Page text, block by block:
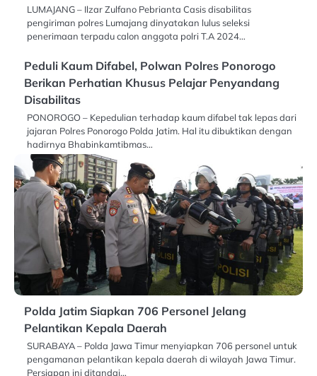
LUMAJANG – Ilzar Zulfano Pebrianta Casis disabilitas
pengiriman polres Lumajang dinyatakan lulus seleksi
penerimaan terpadu calon anggota polri T.A 2024…
Peduli Kaum Difabel, Polwan Polres Ponorogo
Berikan Perhatian Khusus Pelajar Penyandang
Disabilitas
PONOROGO – Kepedulian terhadap kaum difabel tak lepas dari
jajaran Polres Ponorogo Polda Jatim. Hal itu dibuktikan dengan
hadirnya Bhabinkamtibmas…
Polda Jatim Siapkan 706 Personel Jelang
Pelantikan Kepala Daerah
SURABAYA – Polda Jawa Timur menyiapkan 706 personel untuk
pengamanan pelantikan kepala daerah di wilayah Jawa Timur.
Persiapan ini ditandai…